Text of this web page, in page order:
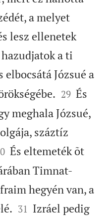
a melyet
lesz ellenetek
a ti
elbocsátá Józsué a


29 És
meghala Józsué,
száztíz
És eltemeték õt
Timnat-
hegyén van, a


31 Izráel pedig